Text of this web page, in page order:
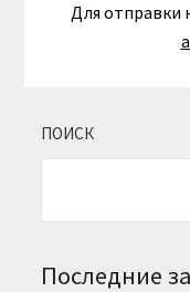
Для отправки
ПОИСК
Последние